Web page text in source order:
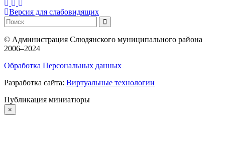
Версия для слабовидящих
© Администрация Слюдянского муниципального района
2006–2024
Обработка Персональных данных
Разработка сайта: Виртуальные технологии
Публикация миниатюры
×